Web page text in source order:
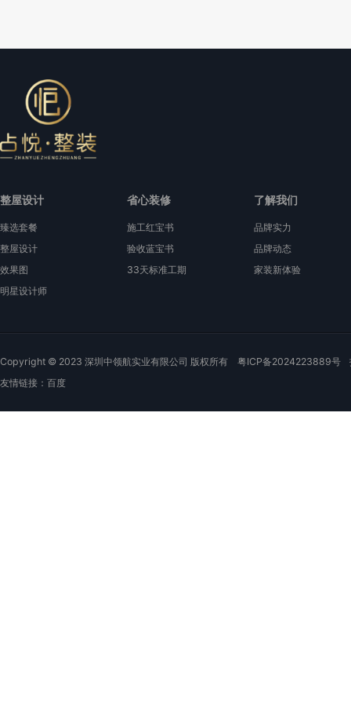
整屋设计
臻选套餐
整屋设计
效果图
明星设计师
省心装修
施工红宝书
验收蓝宝书
33天标准工期
了解我们
品牌实力
品牌动态
家装新体验
Copyright © 2023 深圳中领航实业有限公司 版权所有 粤ICP备2024223889号
友情链接： 百度